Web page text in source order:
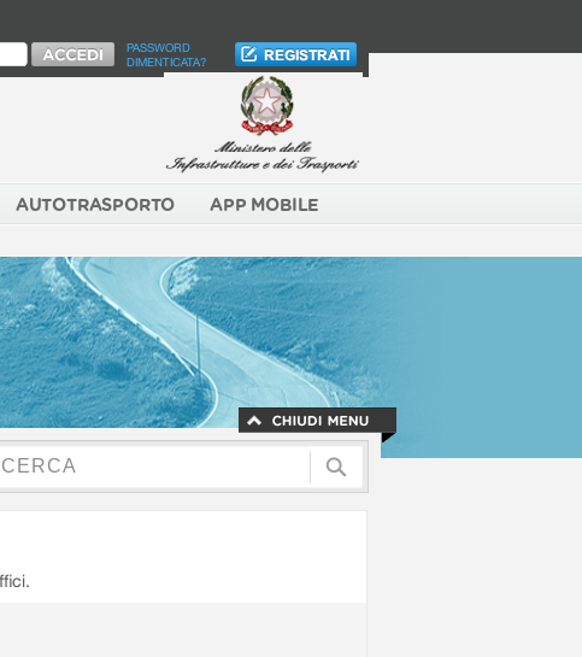
PASSWORD
DIMENTICATA?
AUTOTRASPORTO APP MOBILE